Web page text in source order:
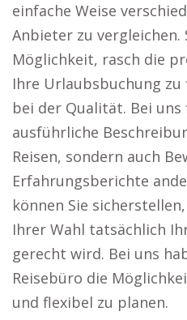
einfache Weise
Anbieter zu vergleichen.
Möglichkeit, rasch die
Ihre Urlaubsbuchung
bei der Qualität. Bei
ausführliche
Reisen, sondern auch
Erfahrungsberichte
können Sie
Ihrer Wahl tatsächlich
gerecht wird. Bei uns
Reisebüro die
und flexibel zu planen.